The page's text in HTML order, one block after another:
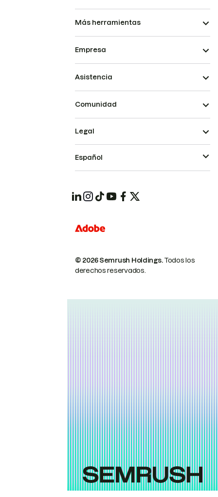
Más herramientas
Empresa
Asistencia
Comunidad
© 2026 Semrush Holdings.Todos los
derechos reservados.
Legal
Español